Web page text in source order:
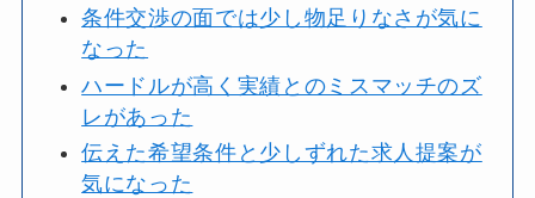
条件交渉の面では少し物足りなさが気に
なった
ハードルが高く実績とのミスマッチのズ
レがあった
伝えた希望条件と少しずれた求人提案が
気になった